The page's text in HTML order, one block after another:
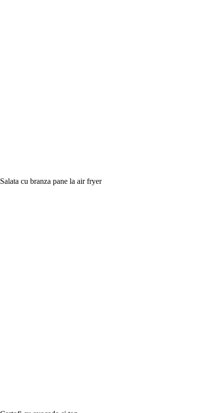
Salata cu branza pane la air fryer